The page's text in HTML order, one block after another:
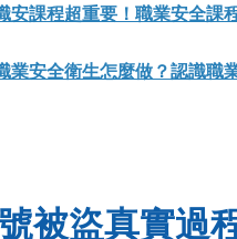
安課程超重要！職業安全課
業安全衛生怎麼做？認識職
被盜真實過